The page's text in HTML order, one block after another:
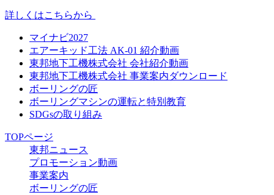
詳しくはこちらから
マイナビ2027
エアーキッド工法 AK-01 紹介動画
東邦地下工機株式会社 会社紹介動画
東邦地下工機株式会社 事業案内ダウンロード
ボーリングの匠
ボーリングマシンの運転と特別教育
SDGsの取り組み
TOPページ
東邦ニュース
プロモーション動画
事業案内
ボーリングの匠